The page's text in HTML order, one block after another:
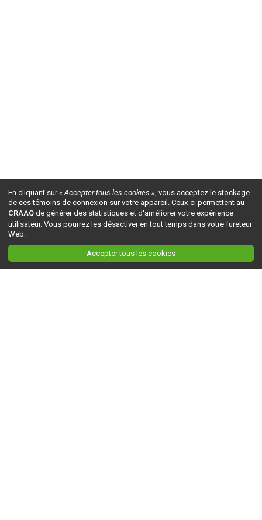
En cliquant sur« Accepter tous les cookies », vous acceptez le stockage
de ces témoins de connexion sur votre appareil. Ceux-ci permettent au
CRAAQ de générer des statistiques et d'améliorer votre expérience
utilisateur. Vous pourrez les désactiver en tout temps dans votre fureteur
Web.
Accepter tous les cookies